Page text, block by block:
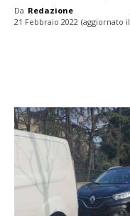
Da Redazione
21 Febbraio 2022 (aggiornato il